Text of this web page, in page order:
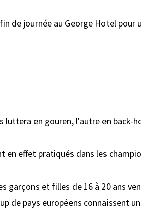
de journée au George Hotel
en gouren, l'autre en back-
effet pratiqués dans les
garçons et filles de 16 à 20 ans
de pays européens